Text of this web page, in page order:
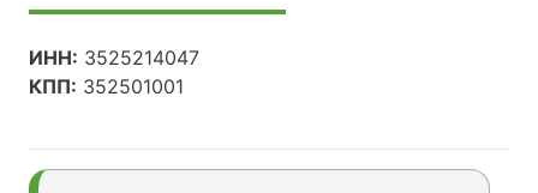
ИНН: 3525214047
КПП: 352501001